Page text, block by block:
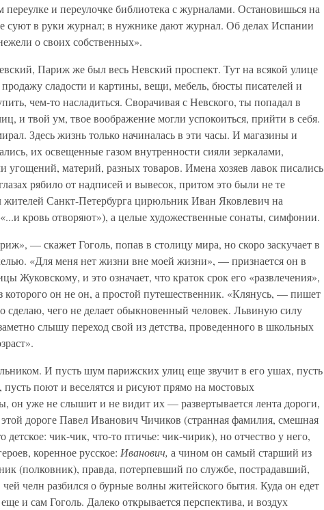
и переулочке библиотека с журналами. Остановишься на
суют в руки журнал; в нужнике дают журнал. Об делах Испании
о своих собственных».
Париж же был весь Невский проспект. Тут на всякой улице
сладости и картины, вещи, мебель, бюсты писателей и
чем-то насладиться. Сворачивая с Невского, ты попадал в
и твой ум, твое воображение могли успокоиться, прийти в себя.
Здесь жизнь только начиналась в эти часы. И магазины и
их освещенные газом внутренности сияли зеркалами,
угощений, материй, разных товаров. Имена хозяев лавок писались
рябило от надписей и вывесок, притом это были не те
Санкт-Петербурга цирюльник Иван Яковлевич на
кровь отворяют»), а целые художественные сонаты, симфонии.
— скажет Гоголь, попав в столицу мира, но скоро заскучает в
«Для меня нет жизни вне моей жизни», — признается он в
Жуковскому, и это означает, что краток срок его «развлечения»,
которого он не он, а простой путешественник. «Клянусь, — пишет
сделаю, чего не делает обыкновенный человек. Львиную силу
слышу переход свой из детства, проведенного в школьных
И пусть шум парижских улиц еще звучит в его ушах, пусть
поют и веселятся и рисуют прямо на мостовых
он уже не слышит и не видит их — развертывается лента дороги,
дороге Павел Иванович Чичиков (странная фамилия, смешная
детское: чик-чик, что-то птичье: чик-чирик), но отчество у него,
коренное русское: Иванович, а чином он самый старший из
(полковник), правда, потерпевший по службе, пострадавший,
чей челн разбился о бурные волны житейского бытия. Куда он едет
и сам Гоголь. Далеко открывается перспектива, и воздух